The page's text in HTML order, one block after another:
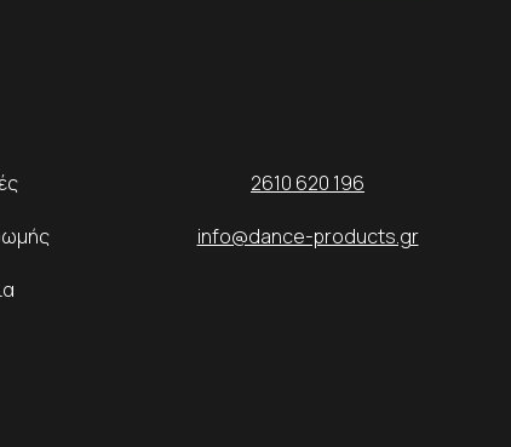
2610 620 196
info@dance-products.gr